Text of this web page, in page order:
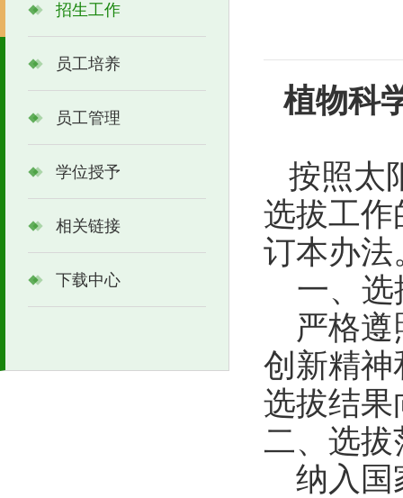
招生工作
员工培养
员工管理
学位授予
相关链接
下载中心
植物科
按照太
选拔工作
订本办法
一、
严格
创新精神
选拔结果
二、选拔
纳入国